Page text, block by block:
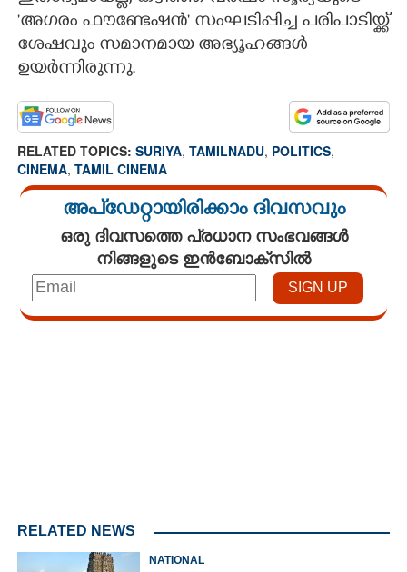
'അഗരം ഫൗണ്ടേഷൻ' സംഘടിപ്പിച്ച പരിപാടിയ്ക്ക്
ശേഷവും സമാനമായ അഭ്യൂഹങ്ങൾ
ഉയ‌ർന്നിരുന്നു.
RELATED TOPICS: SURIYA, TAMILNADU, POLITICS,
CINEMA, TAMIL CINEMA
അപ്ഡേറ്റായിരിക്കാം ദിവസവും
ഒരു ദിവസത്തെ പ്രധാന സംഭവങ്ങൾ
നിങ്ങളുടെ ഇൻബോക്സിൽ
RELATED NEWS
NATIONAL